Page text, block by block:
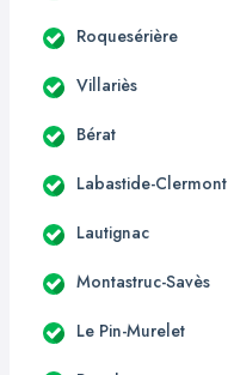
Roquesérière
Villariès
Bérat
Labastide-Clermont
Lautignac
Montastruc-Savès
Le Pin-Murelet